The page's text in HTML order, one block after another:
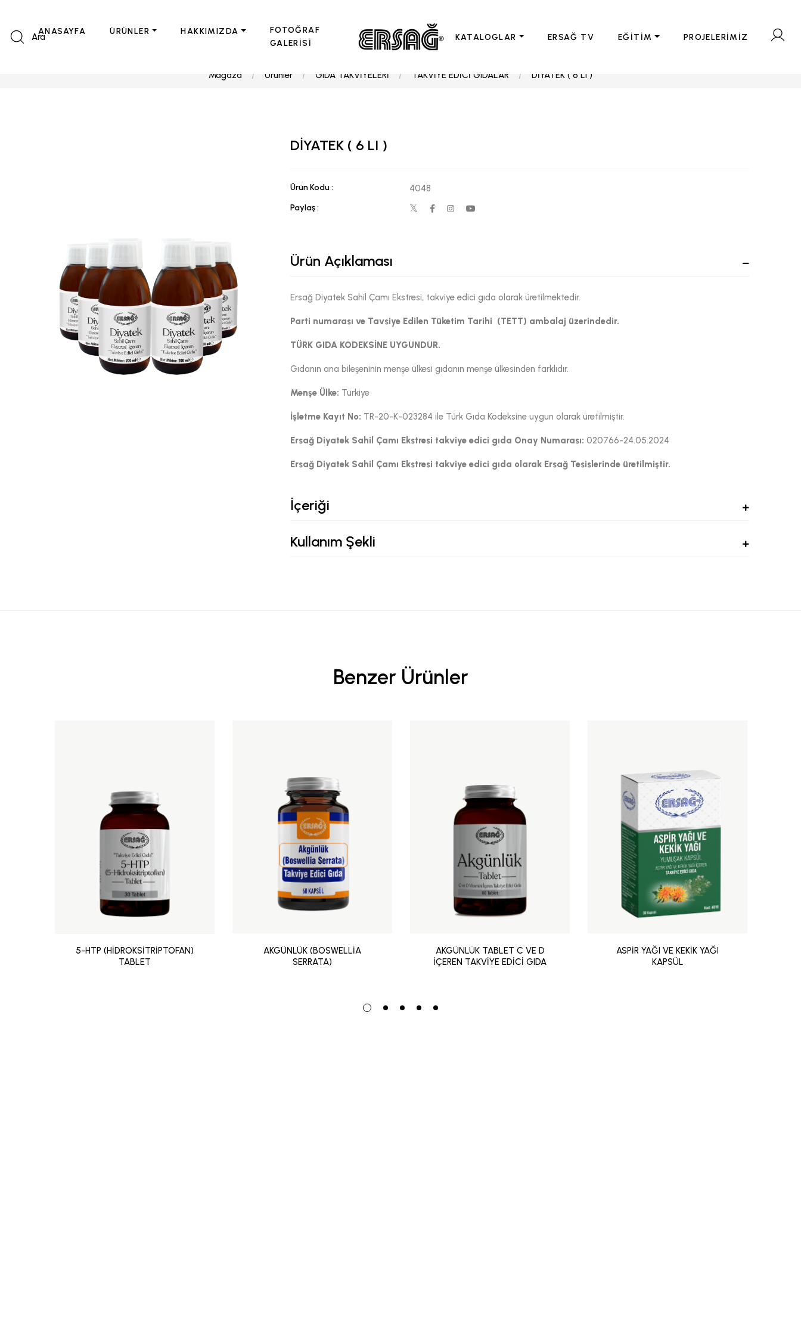
Ara
ANASAYFA ÜRÜNLER HAKKIMIZDA
FOTOĞRAF
GALERİSİ
KATALOGLAR ERSAĞ TV EĞİTİM PROJELERİMİZ
Mağaza Ürünler GIDA TAKVİYELERİ TAKVİYE EDİCİ GIDALAR DİYATEK ( 6 LI )
DİYATEK ( 6 LI )
Ürün Kodu : 4048
Paylaş :
Ürün Açıklaması
Ersağ Diyatek Sahil Çamı Ekstresi, takviye edici gıda olarak üretilmektedir.
Parti numarası ve Tavsiye Edilen Tüketim Tarihi (TETT) ambalaj üzerindedir.
TÜRK GIDA KODEKSİNE UYGUNDUR.
Gıdanın ana bileşeninin menşe ülkesi gıdanın menşe ülkesinden farklıdır.
Menşe Ülke: Türkiye
İşletme Kayıt No: TR-20-K-023284 ile Türk Gıda Kodeksine uygun olarak üretilmiştir.
Ersağ Diyatek Sahil Çamı Ekstresi takviye edici gıda Onay Numarası: 020766-24.05.2024
Ersağ Diyatek Sahil Çamı Ekstresi takviye edici gıda olarak Ersağ Tesislerinde üretilmiştir.
İçeriği
Kullanım Şekli
Benzer Ürünler
5-HTP (HİDROKSİTRİPTOFAN)
TABLET
AKGÜNLÜK (BOSWELLİA
SERRATA)
AKGÜNLÜK TABLET C VE D
İÇEREN TAKVİYE EDİCİ GIDA
ASPİR YAĞI VE KEKİK YAĞI
KAPSÜL